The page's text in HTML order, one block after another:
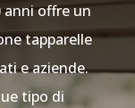
anni offre un
tapparelle
e aziende.
tipo di